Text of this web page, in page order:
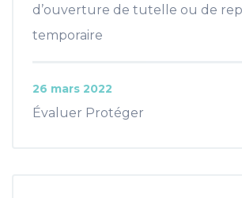
d’ouverture de tutelle ou de
temporaire
Évaluer Protéger
26 mars 2022